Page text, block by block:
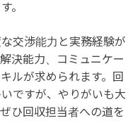
。
交渉能力と実務経験が
決能力、コミュニケー
ルが求められます。回
ですが、やりがいも大
ひ回収担当者への道を